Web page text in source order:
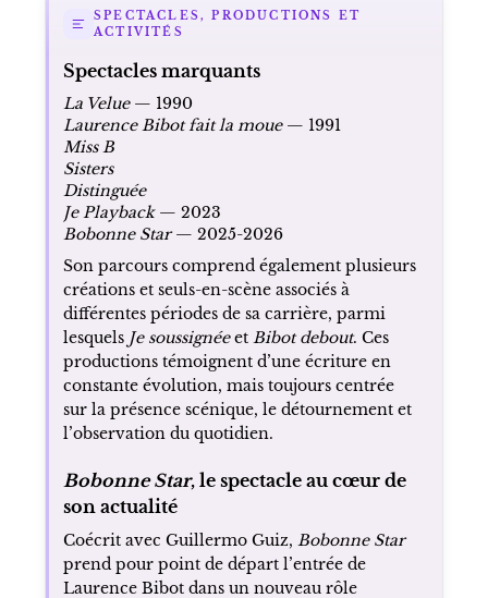
SPECTACLES, PRODUCTIONS ET
ACTIVITÉS
Spectacles marquants
La Velue— 1990
Laurence Bibot fait la moue— 1991
Miss B
Sisters
Distinguée
Je Playback— 2023
Bobonne Star— 2025-2026
Son parcours comprend également plusieurs
créations et seuls-en-scène associés à
différentes périodes de sa carrière, parmi
lesquels Je soussignéeet Bibot debout. Ces
productions témoignent d’une écriture en
constante évolution, mais toujours centrée
sur la présence scénique, le détournement et
l’observation du quotidien.
Bobonne Star, le spectacle au cœur de
son actualité
Coécrit avec Guillermo Guiz, Bobonne Star
prend pour point de départ l’entrée de
Laurence Bibot dans un nouveau rôle